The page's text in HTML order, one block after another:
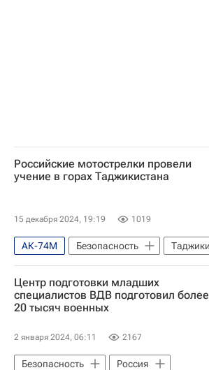
Российские мотострелки провели
учение в горах Таджикистана
15 декабря 2024, 19:19 1019
АК-74М Безопасность
Россия
Душанбе В мире
Центр подготовки младших
специалистов ВДВ подготовил более
20 тысяч военных
2 января 2024, 06:11 2167
Безопасность
Россия